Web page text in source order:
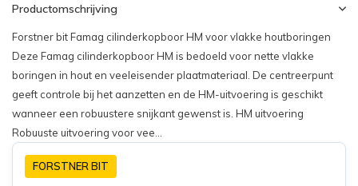
Productomschrijving
Forstner bit Famag cilinderkopboor HM voor vlakke houtboringen
Deze Famag cilinderkopboor HM is bedoeld voor nette vlakke
boringen in hout en veeleisender plaatmateriaal. De centreerpunt
geeft controle bij het aanzetten en de HM-uitvoering is geschikt
wanneer een robuustere snijkant gewenst is. HM uitvoering
Robuuste uitvoering voor vee...
FORSTNER BIT